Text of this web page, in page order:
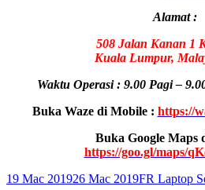
Alamat :
508 Jalan Kanan 1
Kuala Lumpur,
Waktu Operasi : 9.00 Pagi –
Buka Waze di Mobile : https://
Buka Google Maps
https://goo.gl/maps/
Dikirimkan
19 Mac 201926 Mac 2019Pengarang
FR Laptop